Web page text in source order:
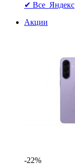
✔ Все Яндекс
Акции
-22%